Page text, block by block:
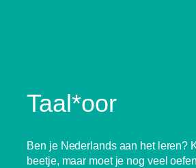
Taal*oor
Ben je Nederlands aan het leren?
beetje, maar moet je nog veel